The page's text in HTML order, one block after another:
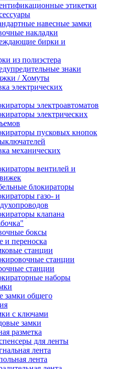
этикетки
навесные замки
накладки
бирки и
из полиэстера
знаки
/ Хомуты
электрических
электроавтоматов
электрических
пусковых кнопок
механических
вентилей и
блокираторы
газо- и
клапана
боксы
и переноска
станции
станции
станции
наборы
замки общего
с ключами
замки
разметка
для ленты
лента
лента